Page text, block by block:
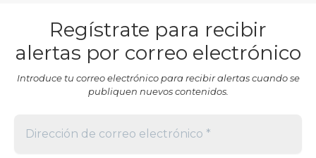
Regístrate para recibir
alertas por correo electrónico
Introduce tu correo electrónico para recibir alertas cuando se
publiquen nuevos contenidos.